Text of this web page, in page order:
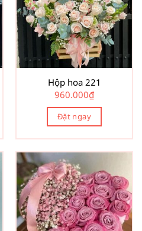
Hộp hoa 221
960.000₫
Đặt ngay